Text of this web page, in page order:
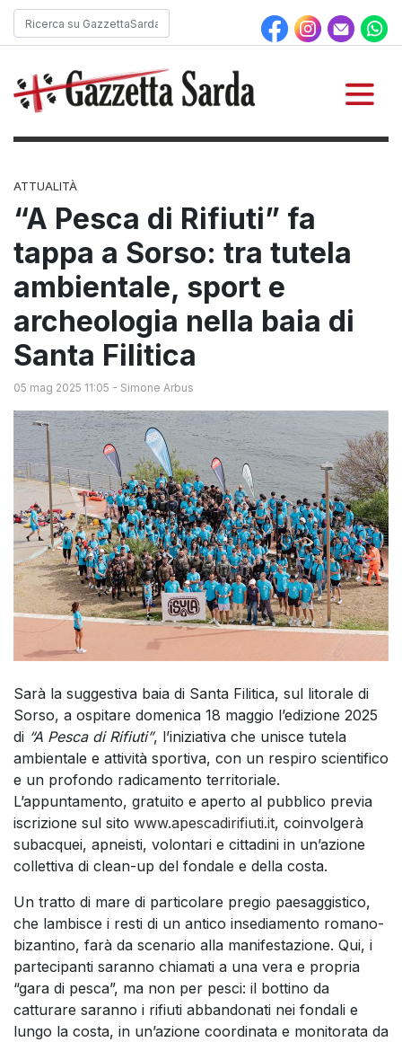
ATTUALITÀ
“A Pesca di Rifiuti” fa
tappa a Sorso: tra tutela
ambientale, sport e
archeologia nella baia di
Santa Filitica
05 mag 2025 11:05 - Simone Arbus
Sarà la suggestiva baia di Santa Filitica, sul litorale di
Sorso, a ospitare domenica 18 maggio l’edizione 2025
di “A Pesca di Rifiuti”, l’iniziativa che unisce tutela
ambientale e attività sportiva, con un respiro scientifico
e un profondo radicamento territoriale.
L’appuntamento, gratuito e aperto al pubblico previa
iscrizione sul sito www.apescadirifiuti.it, coinvolgerà
subacquei, apneisti, volontari e cittadini in un’azione
collettiva di clean-up del fondale e della costa.
Un tratto di mare di particolare pregio paesaggistico,
che lambisce i resti di un antico insediamento romano-
bizantino, farà da scenario alla manifestazione. Qui, i
partecipanti saranno chiamati a una vera e propria
“gara di pesca”, ma non per pesci: il bottino da
catturare saranno i rifiuti abbandonati nei fondali e
lungo la costa, in un’azione coordinata e monitorata da